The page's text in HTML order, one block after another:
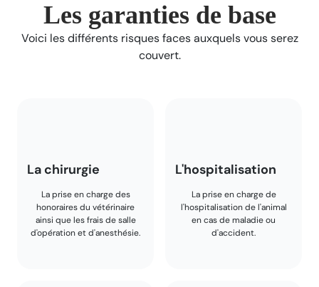
Les garanties de base
Voici les différents risques faces auxquels vous serez
couvert.
La chirurgie
La prise en charge des
honoraires du vétérinaire
ainsi que les frais de salle
d'opération et d'anesthésie.
L'hospitalisation
La prise en charge de
l'hospitalisation de l'animal
en cas de maladie ou
d'accident.